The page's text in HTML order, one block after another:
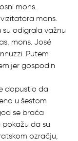
mons.
mons.
odigrala važnu
mons. José
Putem
gospodin
dopustio da
u šestom
se braća
pokažu da su
ozračju,